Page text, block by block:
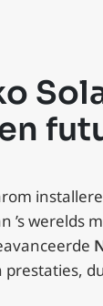
’s werelds